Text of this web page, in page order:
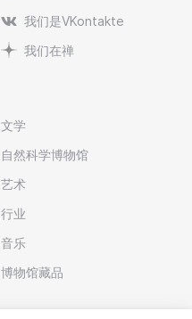
我们是VKontakte
我们在禅
文学
自然科学博物馆
艺术
行业
音乐
博物馆藏品